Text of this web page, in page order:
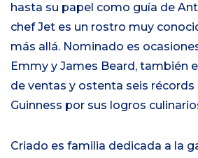
hasta su papel como guía de
chef Jet es un rostro muy
más allá. Nominado es
Emmy y James Beard, también
de ventas y ostenta seis récords
Guinness por sus logros
Criado es familia dedicada a la